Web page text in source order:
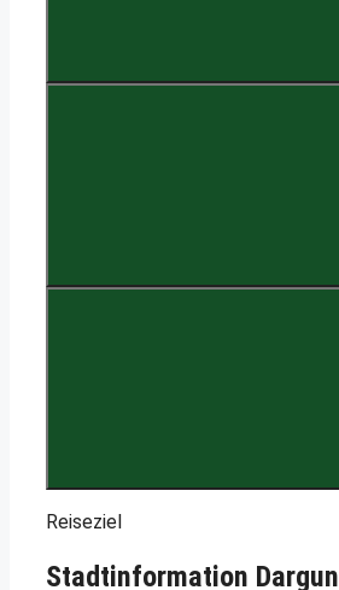
Reiseziel
Stadtinformation Dargun